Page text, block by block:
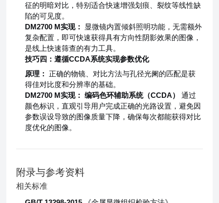
征的明暗对比，特别适合快速增强划痕、裂纹等线性缺
陷的可见度。
DM2700 M实现：
显微镜内置倾斜照明功能，无需额外
复杂配置，即可快速获得具有方向性阴影效果的图像，
是线上快速筛查的有力工具。
技巧四：遵循CCDA系统实现参数优化
原理：
正确的物镜、对比方法与孔径光阑的匹配是获
得佳对比度和分辨率的基础。
DM2700 M实现：
编码色环辅助系统（CCDA）
通过
颜色标识，直观引导用户完成正确的光路设置，避免因
参数误设导致的图像质量下降，确保每次都能获得对比
度优化的图像。
附录与参考资料
相关标准